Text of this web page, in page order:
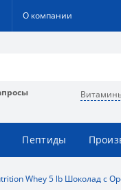
О компании
Пептиды
Whey 5 lb Шоколад с